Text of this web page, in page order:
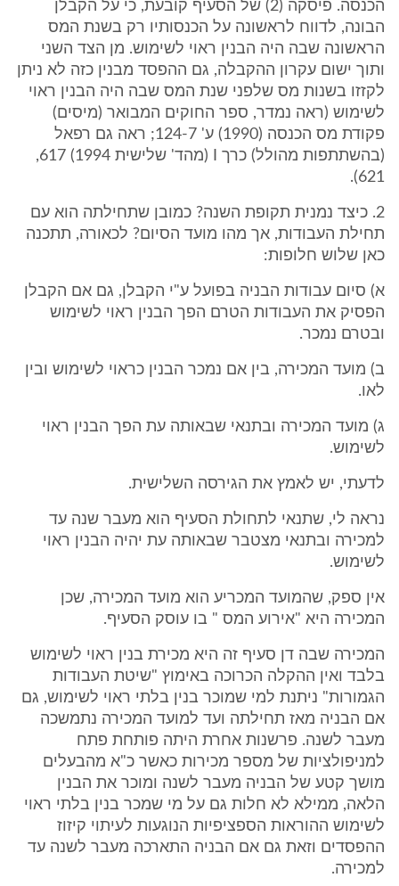
הכנסה. פיסקה (2) של הסעיף קובעת, כי על הקבלן
הבונה, לדווח לראשונה על הכנסותיו רק בשנת המס
הראשונה שבה היה הבנין ראוי לשימוש. מן הצד השני
ותוך ישום עקרון ההקבלה, גם ההפסד מבנין כזה לא ניתן
לקזזו בשנות מס שלפני שנת המס שבה היה הבנין ראוי
לשימוש (ראה נמדר, ספר החוקים המבואר (מיסים)
פקודת מס הכנסה (1990) ע' 124-7; ראה גם רפאל
(בהשתתפות מהולל) כרך I (מהד' שלישית 1994) 617,
621).
2. כיצד נמנית תקופת השנה? כמובן שתחילתה הוא עם
תחילת העבודות, אך מהו מועד הסיום? לכאורה, תתכנה
כאן שלוש חלופות:
א) סיום עבודות הבניה בפועל ע"י הקבלן, גם אם הקבלן
הפסיק את העבודות הטרם הפך הבנין ראוי לשימוש
ובטרם נמכר.
ב) מועד המכירה, בין אם נמכר הבנין כראוי לשימוש ובין
לאו.
ג) מועד המכירה ובתנאי שבאותה עת הפך הבנין ראוי
לשימוש.
לדעתי, יש לאמץ את הגירסה השלישית.
נראה לי, שתנאי לתחולת הסעיף הוא מעבר שנה עד
למכירה ובתנאי מצטבר שבאותה עת יהיה הבנין ראוי
לשימוש.
אין ספק, שהמועד המכריע הוא מועד המכירה, שכן
המכירה היא "אירוע המס " בו עוסק הסעיף.
המכירה שבה דן סעיף זה היא מכירת בנין ראוי לשימוש
בלבד ואין ההקלה הכרוכה באימוץ "שיטת העבודות
הגמורות" ניתנת למי שמוכר בנין בלתי ראוי לשימוש, גם
אם הבניה מאז תחילתה ועד למועד המכירה נתמשכה
מעבר לשנה. פרשנות אחרת היתה פותחת פתח
למניפולציות של מספר מכירות כאשר כ"א מהבעלים
מושך קטע של הבניה מעבר לשנה ומוכר את הבנין
הלאה, ממילא לא חלות גם על מי שמכר בנין בלתי ראוי
לשימוש ההוראות הספציפיות הנוגעות לעיתוי קיזוז
ההפסדים וזאת גם אם הבניה התארכה מעבר לשנה עד
למכירה.